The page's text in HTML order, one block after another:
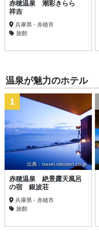
赤穂温泉 潮彩きらら
祥吉
兵庫県 - 赤穂市
旅館
温泉が魅力のホテル
出典：travel.rakuten.co.jp
1
赤穂温泉 絶景露天風呂
の宿 銀波荘
兵庫県 - 赤穂市
旅館